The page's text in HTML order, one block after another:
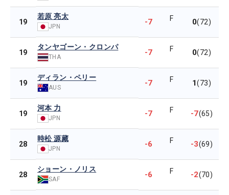
19
若原 亮太
JPN -7 F 0(72)
19
タンヤゴーン・クロンパ
THA -7 F 0(72)
19
ディラン・ペリー
AUS -7 F 1(73)
19
河本 力
JPN -7 F -7(65)
28
時松 源藏
JPN -6 F -3(69)
28
ショーン・ノリス
SAF -6 F -2(70)